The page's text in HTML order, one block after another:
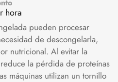
hora
pueden procesar
de descongelarla,
nutricional. Al evitar la
la pérdida de proteínas
máquinas utilizan un tornillo